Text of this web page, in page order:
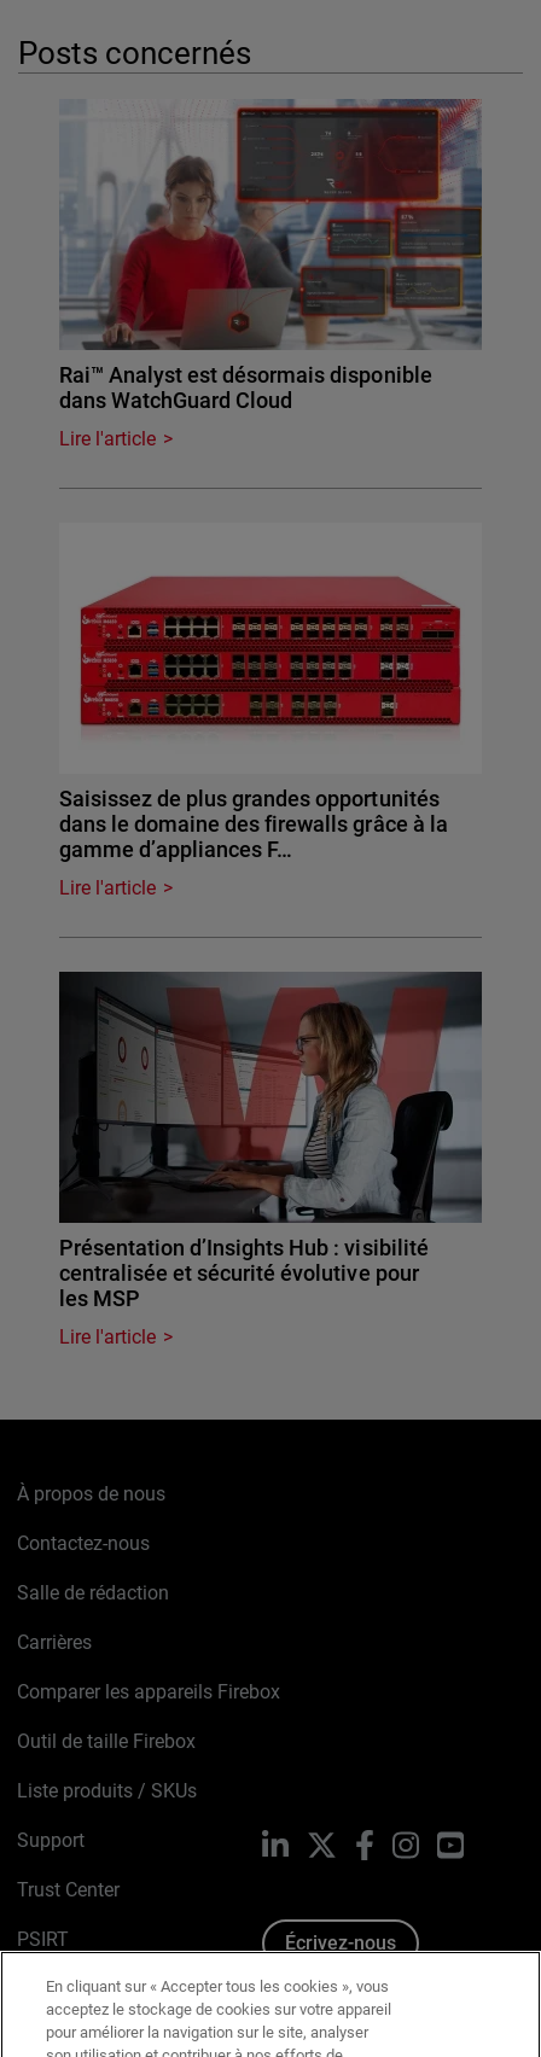
Posts concernés
Rai™ Analyst est désormais disponible
dans WatchGuard Cloud
Lire l'article
Saisissez de plus grandes opportunités
dans le domaine des firewalls grâce à la
gamme d’appliances F…
Lire l'article
Présentation d’Insights Hub : visibilité
centralisée et sécurité évolutive pour
les MSP
Lire l'article
À propos de nous
Contactez-nous
Salle de rédaction
Carrières
Comparer les appareils Firebox
Outil de taille Firebox
Liste produits / SKUs
Support
Trust Center
PSIRT
Avis sur les cookies
Politique de confidentialité
LinkedIn FacebookInstagramYouTube
Écrivez-nous
En cliquant sur « Accepter tous les cookies », vous
acceptez le stockage de cookies sur votre appareil
pour améliorer la navigation sur le site, analyser